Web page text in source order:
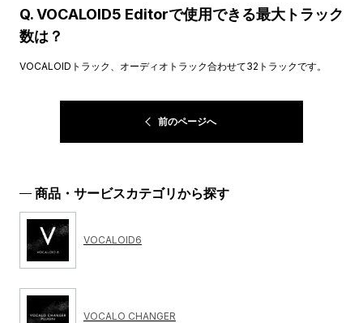
Q. VOCALOID5 Editorで使用できる最大トラック
数は？
VOCALOIDトラック、オーディオトラック合わせて32トラックです。
前のページへ
商品・サービスカテゴリから探す
VOCALOID6
VOCALO CHANGER